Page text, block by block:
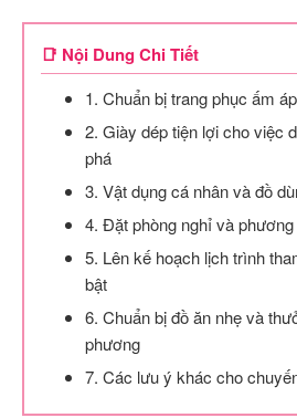
📑 Nội Dung Chi Tiết
1. Chuẩn bị trang phục ấm
2. Giày dép tiện lợi cho việc
phá
3. Vật dụng cá nhân và đồ
4. Đặt phòng nghỉ và
5. Lên kế hoạch lịch trình
bật
6. Chuẩn bị đồ ăn nhẹ và
phương
7. Các lưu ý khác cho